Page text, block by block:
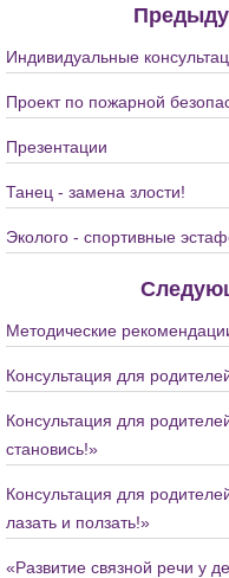
Индивидуальные
Проект по пожарной
Презентации
Танец - замена злости!
Эколого - спортивные
Методические
Консультация для
Консультация для
становись!»
Консультация для
лазать и ползать!»
«Развитие связной речи у